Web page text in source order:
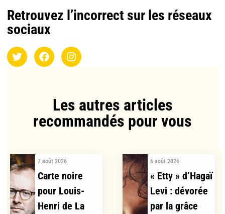
Retrouvez l’incorrect sur les réseaux
sociaux
Les autres articles
recommandés pour vous​
7 août 2026
Carte noire
pour Louis-
Henri de La
6 août 2026
« Etty » d’Hagaï
Levi : dévorée
par la grâce